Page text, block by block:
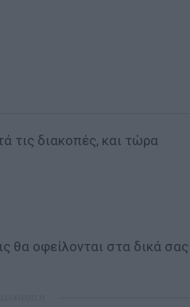
τις διακοπές, και τώρα
θα οφείλονται στα δικά σας